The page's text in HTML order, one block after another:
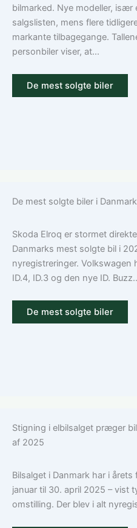
til
bilmarked. Nye modeller, især
salgslisten, mens flere
markante tilbagegange.
personbiler viser, at...
De mest solgte biler
De mest solgte biler i
Skoda Elroq er stormet
Danmarks mest solgte bil i
nyregistreringer.
ID.4, ID.3 og den nye ID.
De mest solgte biler
Stigning i elbilsalget præger
af 2025
Bilsalget i Danmark har i
januar til 30. april 2025 – vist
omstilling. Der blev i alt